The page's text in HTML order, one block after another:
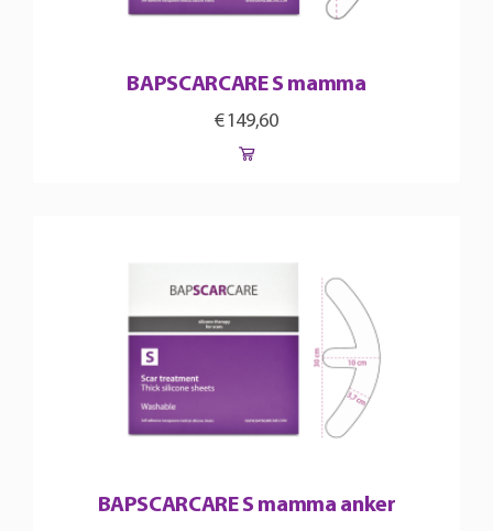
BAPSCARCARE S mamma
€149,60
BAPSCARCARE S mamma anker